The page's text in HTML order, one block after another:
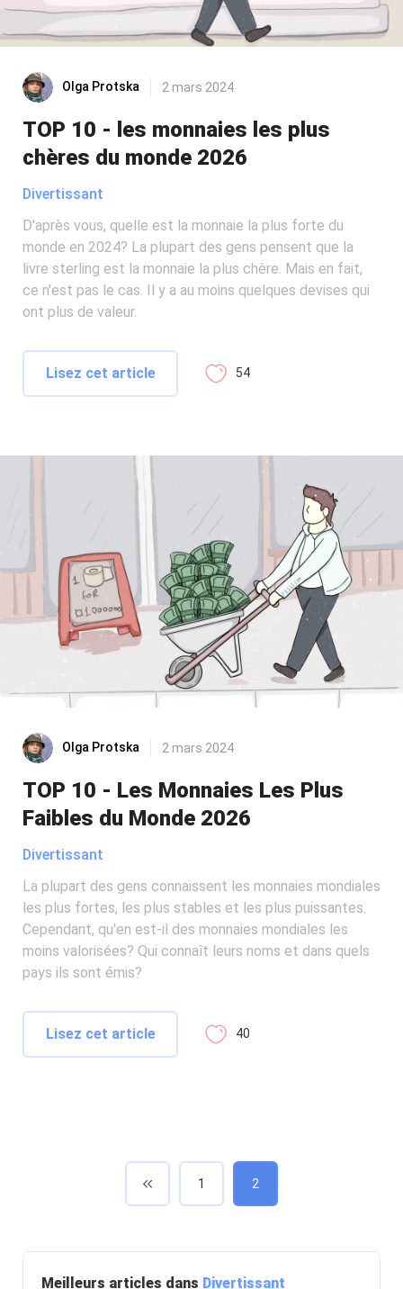
Olga Protska 2 mars 2024
TOP 10 - les monnaies les plus
chères du monde 2026
Divertissant
D'après vous, quelle est la monnaie la plus forte du
monde en 2024? La plupart des gens pensent que la
livre sterling est la monnaie la plus chère. Mais en fait,
ce n'est pas le cas. Il y a au moins quelques devises qui
ont plus de valeur.
Lisez cet article 54
Olga Protska 2 mars 2024
TOP 10 - Les Monnaies Les Plus
Faibles du Monde 2026
Divertissant
La plupart des gens connaissent les monnaies mondiales
les plus fortes, les plus stables et les plus puissantes.
Cependant, qu'en est-il des monnaies mondiales les
moins valorisées? Qui connaît leurs noms et dans quels
pays ils sont émis?
Lisez cet article 40
1 2
Meilleurs articles dans Divertissant